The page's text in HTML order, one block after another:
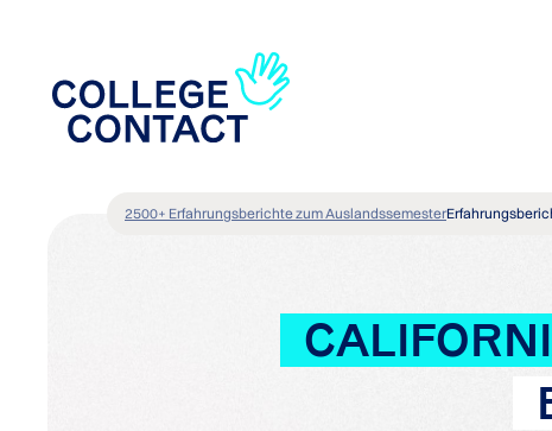
2500+ Erfahrungsberichte zum Auslandssemester